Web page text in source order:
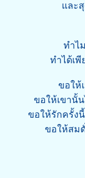
และ
ทำไ
ทำได้เพี
ขอให้
ขอให้เขานั้น
ขอให้รักครั้ง
ขอให้สม